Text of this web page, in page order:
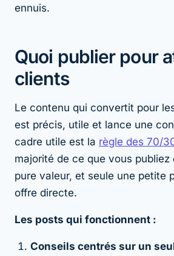
ennuis.
Quoi publier pour
clients
Le contenu qui convertit pour
est précis, utile et lance une
cadre utile est la règle des 70/
majorité de ce que vous publiez
pure valeur, et seule une petite
offre directe.
Les posts qui fonctionnent :
Conseils centrés sur un